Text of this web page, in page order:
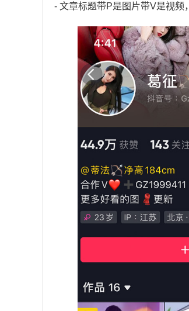
- 文章标题带P是图片带V是视频